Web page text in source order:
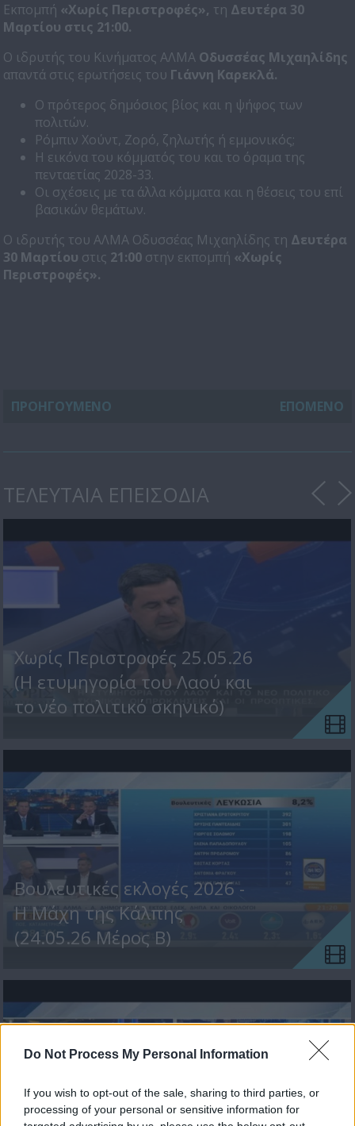
Do Not Process My Personal Information
If you wish to opt-out of the sale, sharing to third parties, or
processing of your personal or sensitive information for
Εκπομπή «Χωρίς Περιστροφές», τη Δευτέρα 30
Μαρτίου στις 21:00.
Ο ιδρυτής του Κινήματος ΑΛΜΑ Οδυσσέας Μιχαηλίδης
απαντά στις ερωτήσεις του Γιάννη Καρεκλά.
Ο πρότερος δημόσιος βίος και η ψήφος των
πολιτών.
Ρόμπιν Χούντ, Ζορό, ζηλωτής ή εμμονικός;
Η εικόνα του κόμματός του και το όραμα της
πενταετίας 2028-33.
Οι σχέσεις με τα άλλα κόμματα και η θέσεις του επί
βασικών θεμάτων.
Ο ιδρυτής του ΑΛΜΑ Οδυσσέας Μιχαηλίδης τη Δευτέρα
30 Μαρτίου στις 21:00 στην εκπομπή «Χωρίς
Περιστροφές».
ΠΡΟΗΓΟΥΜΕΝΟ ΕΠΟΜΕΝΟ
ΤΕΛΕΥΤΑΙΑ ΕΠΕΙΣΟΔΙΑ
Χωρίς Περιστροφές 25.05.26
(Η ετυμηγορία του Λαού και
το νέο πολιτικό σκηνικό)
Βουλευτικές εκλογές 2026 -
Η Μάχη της Κάλπης
(24.05.26 Μέρος Β)
Βουλευτικές εκλογές 2026 -